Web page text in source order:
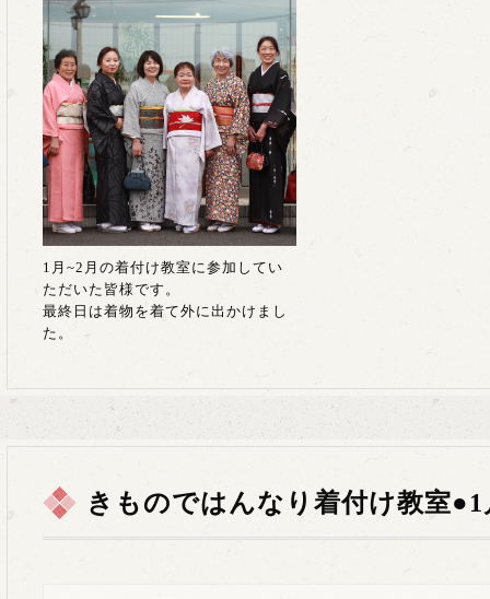
1月~2月の着付け教室に参加してい
ただいた皆様です。
最終日は着物を着て外に出かけまし
た。
きものではんなり着付け教室●1